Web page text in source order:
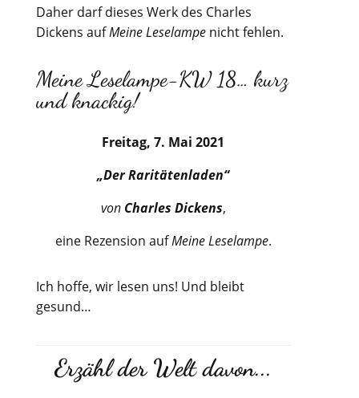
Daher darf dieses Werk des Charles
Dickens aufMeine Leselampenicht fehlen.
Meine Leselampe-KW 18… kurz
und knackig!
Freitag, 7. Mai 2021
„Der Raritätenladen“
von Charles Dickens,
eine Rezension aufMeine Leselampe.
Ich hoffe, wir lesen uns! Und bleibt
gesund…
Erzähl der Welt davon...